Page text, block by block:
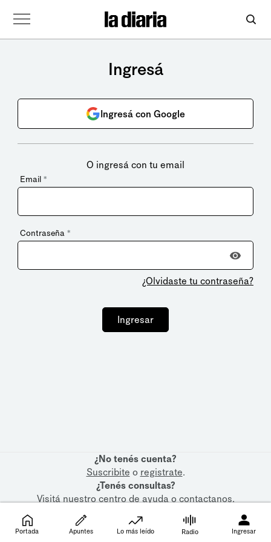
Ingresá
Ingresá con Google
O ingresá con tu email
Email *
Contraseña *
¿Olvidaste tu contraseña?
Ingresar
¿No tenés cuenta?
Suscribite o registrate.
¿Tenés consultas?
Visitá nuestrocentro de ayudaocontactanos.
Portada Apuntes Lo más leído Radio Ingresar